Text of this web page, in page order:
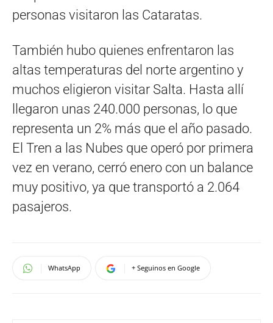
personas visitaron las Cataratas.
También hubo quienes enfrentaron las
altas temperaturas del norte argentino y
muchos eligieron visitar Salta. Hasta allí
llegaron unas 240.000 personas, lo que
representa un 2% más que el año pasado.
El Tren a las Nubes que operó por primera
vez en verano, cerró enero con un balance
muy positivo, ya que transportó a 2.064
pasajeros.
WhatsApp + Seguinos en Google